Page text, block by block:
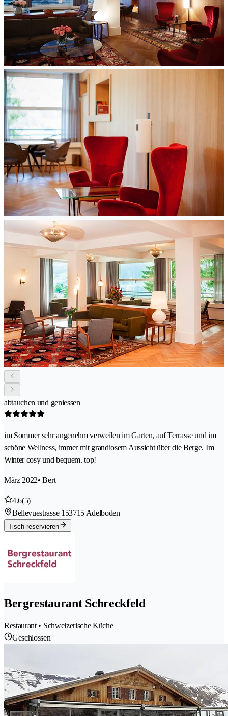
abtauchen und geniessen
im Sommer sehr angenehm verweilen im Garten, auf Terrasse und im
schöne Wellness, immer mit grandiosem Aussicht über die Berge. Im
Winter cosy und bequem. top!
März 2022• Bert
4.6(5)
Bellevuestrasse 153715 Adelboden
Tisch reservieren
Bergrestaurant Schreckfeld
Restaurant • Schweizerische Küche
Geschlossen